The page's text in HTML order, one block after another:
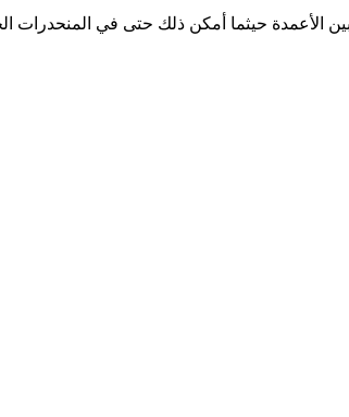
حيثما أمكن ذلك حتى في المنحدرات